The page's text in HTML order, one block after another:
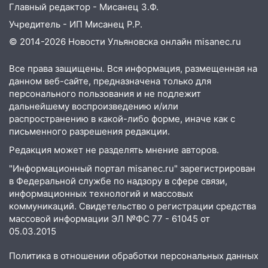
второй мужчина в мире сталкиваются с
алопецией»: врач рассказал, чем может
быть вызвано облысение и как с этим
справиться
03:30 Гороскоп на 7 августа: пятница
принесет прилив творческой энергии и
отличные шансы исправить старые
ошибки
06.08.2026
Ульяновской области
20:04 Ульяновцев приглашают на забег,
посвящённый Дню воздушного флота
России
19:12 В Ульяновской области
наказали за сокрытие прошлого своего
Главный редактор - Мисанец З.Ф.
Учредитель - ИП Мисанец Р.Р.
© 2014-2026 Новости Ульяновска онлайн misanec.ru
Все права защищены. Вся информация, размещенная на
данном веб-сайте, предназначена только для
персонального пользования и не подлежит
дальнейшему воспроизведению и/или
распространению в какой-либо форме, иначе как с
письменного разрешения редакции.
Редакция может не разделять мнение авторов.
"Информационный портал misanec.ru" зарегистрирован
в Федеральной службе по надзору в сфере связи,
информационных технологий и массовых
коммуникаций. Свидетельство о регистрации средства
массовой информации ЭЛ №ФС 77 - 61045 от
05.03.2015
Политика в отношении обработки персональных данных